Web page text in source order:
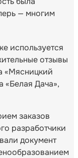
— многим
используется
отзывы
«Мясницкий
«Белая Дача»,
заказов
разработчики
документ